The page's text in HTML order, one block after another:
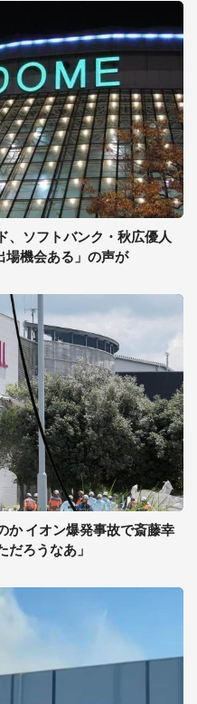
、ソフトバンク・秋広優人
場機会ある」の声が
か イオン爆発事故で斎藤幸
ろうなあ」